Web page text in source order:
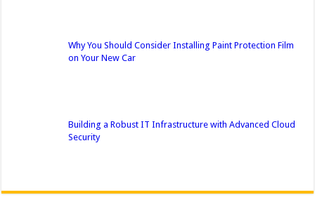
Why You Should Consider Installing Paint Protection Film
on Your New Car
Building a Robust IT Infrastructure with Advanced Cloud
Security